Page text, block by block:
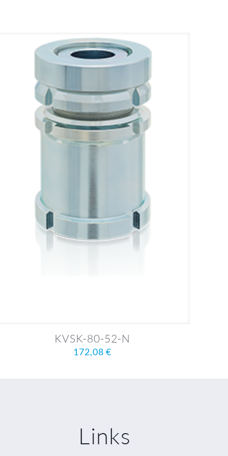
KVSK-80-52-N
172,08€
Links